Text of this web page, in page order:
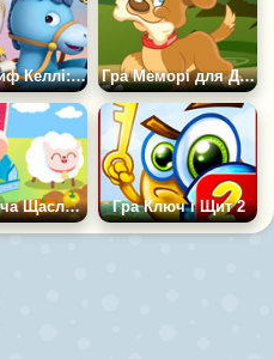
Гра Шериф Келлі: Дикий Захід Гра Меморі для Дітей: Домашні Тварини
Гра Дитяча Щаслива Ферма ДуДуДу Гра Ключ і Щит 2